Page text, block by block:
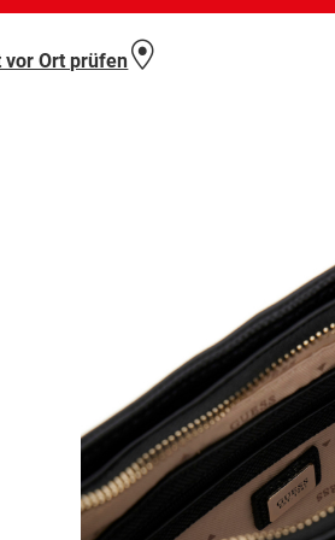
Ort prüfen